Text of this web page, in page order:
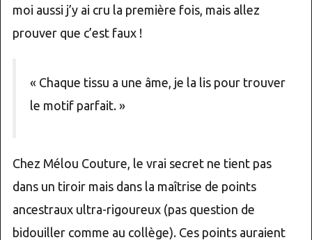
moi aussi j’y ai cru la première fois, mais allez
prouver que c’est faux !
« Chaque tissu a une âme, je la lis pour trouver
le motif parfait. »
Chez Mélou Couture, le vrai secret ne tient pas
dans un tiroir mais dans la maîtrise de points
ancestraux ultra-rigoureux (pas question de
bidouiller comme au collège). Ces points auraient